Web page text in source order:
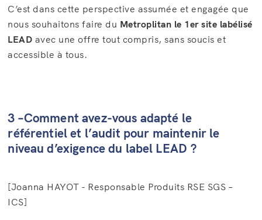
C’est dans cette perspective assumée et engagée que
nous souhaitons faire du Metroplitan le 1er site labélisé
LEAD avec une offre tout compris, sans soucis et
accessible à tous.
3 –Comment avez-vous adapté le
référentiel et l’audit pour maintenir le
niveau d’exigence du label LEAD ?
[Joanna HAYOT - Responsable Produits RSE SGS –
ICS]